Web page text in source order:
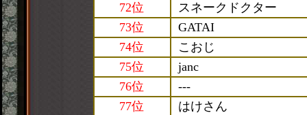
72位
スネークドクター
73位
GATAI
74位
こおじ
75位
janc
76位
---
77位
はけさん